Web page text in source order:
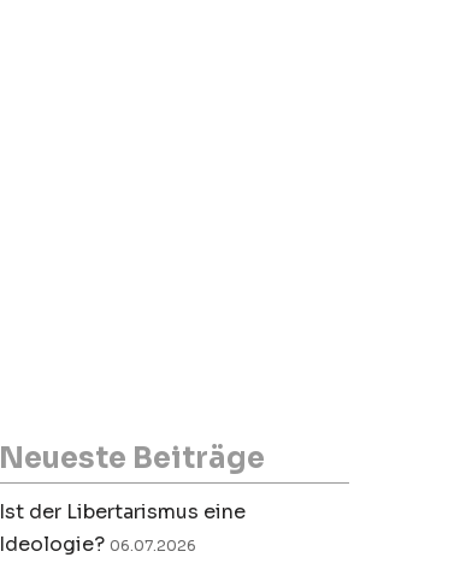
Neueste Beiträge
Ist der Libertarismus eine
Ideologie? 06.07.2026